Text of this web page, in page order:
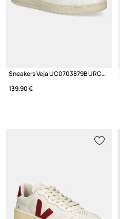
Sneakers Veja UC0703879B URCA CWL
139,90 €